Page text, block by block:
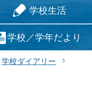
学校生活
学校／学年だより
学校ダイアリー